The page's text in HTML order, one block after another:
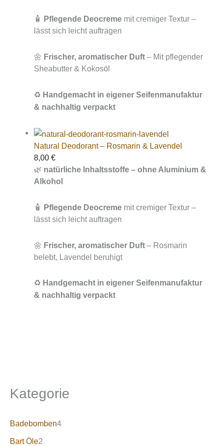
Kategorie
Badebomben4
Bart Öle2
🧴 Pflegende Deocreme mit cremiger Textur –
lässt sich leicht auftragen
🌼 Frischer, aromatischer Duft – Mit pflegender
Sheabutter & Kokosöl
♻️ Handgemacht in eigener Seifenmanufaktur
& nachhaltig verpackt
Natural Deodorant – Rosmarin & Lavendel
8,00€
🌿 natürliche Inhaltsstoffe – ohne Aluminium &
Alkohol
🧴 Pflegende Deocreme mit cremiger Textur –
lässt sich leicht auftragen
🌼 Frischer, aromatischer Duft – Rosmarin
belebt, Lavendel beruhigt
♻️ Handgemacht in eigener Seifenmanufaktur
& nachhaltig verpackt